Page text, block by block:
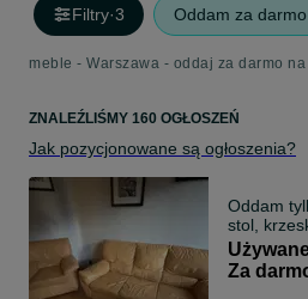
Filtry·3 Oddam za darmo
ZNALEŹLIŚMY 160 OGŁOSZEŃ
Jak pozycjonowane są ogłoszenia?
Oddam
stol,
fotel
Za